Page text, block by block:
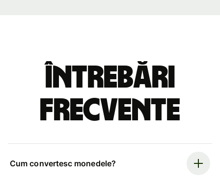
Întrebări
frecvente
Cum convertesc monedele?